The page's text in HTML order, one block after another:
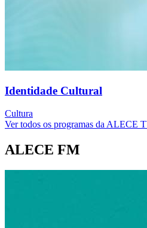
Identidade Cultural
Cultura
Ver todos os programas da ALECE
ALECE FM